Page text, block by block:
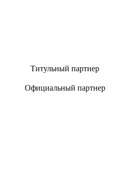
Титульный партнер
Официальный партнер